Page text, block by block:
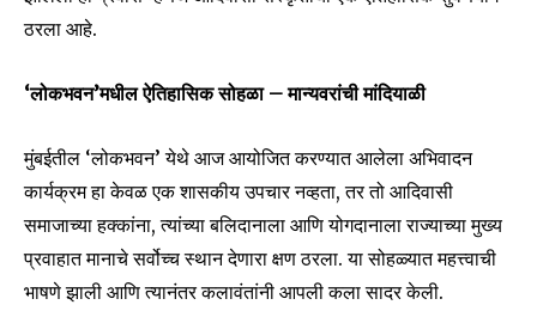
ठरला आहे.
‘लोकभवन’मधील ऐतिहासिक सोहळा – मान्यवरांची मांदियाळी
मुंबईतील ‘लोकभवन’ येथे आज आयोजित करण्यात आलेला अभिवादन
कार्यक्रम हा केवळ एक शासकीय उपचार नव्हता, तर तो आदिवासी
समाजाच्या हक्कांना, त्यांच्या बलिदानाला आणि योगदानाला राज्याच्या मुख्य
प्रवाहात मानाचे सर्वोच्च स्थान देणारा क्षण ठरला. या सोहळ्यात महत्त्वाची
भाषणे झाली आणि त्यानंतर कलावंतांनी आपली कला सादर केली.